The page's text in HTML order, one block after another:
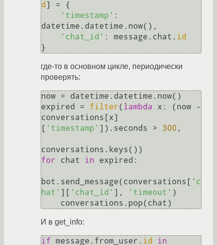
d ] = {
'timestamp' :
datetime.datetime.now(),
'chat_id' : message.chat. id
где-то в основном цикле, периодически
проверять:
now = datetime.datetime.now()
expired = filter( lambda
x: (now -
conversations[x]
[ 'timestamp' ]).seconds > 300 ,
for
chat in expired:
bot.send_message(conversations[ 'c
hat' ][ 'chat_id' ], 'timeout' )
И в get_info:
if message.from_user. id in